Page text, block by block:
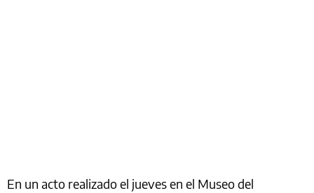
En un acto realizado el jueves en el Museo del